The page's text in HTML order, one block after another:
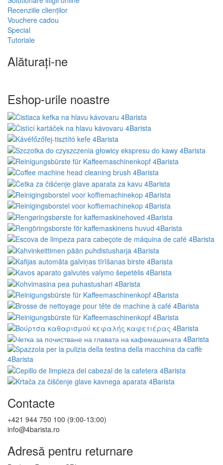
Recenziile clienților
Vouchere cadou
Special
Tutoriale
Alăturați-ne
Eshop-urile noastre
Contacte
+421 944 750 100 (9:00-13:00)
info@4barista.ro
Adresă pentru returnare